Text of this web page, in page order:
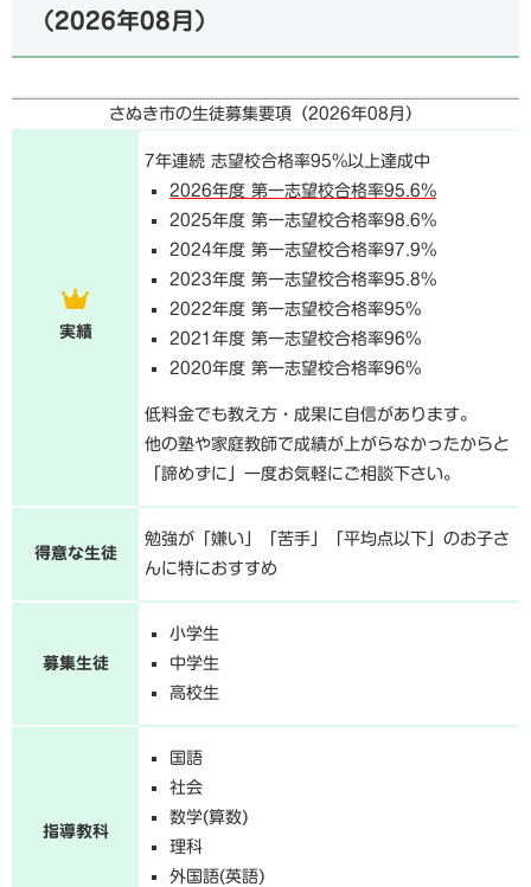
（2026年08月）
さぬき市の生徒募集要項（2026年08月 ）
実績
7年連続 志望校合格率95%以上達成中
2026年度 第一志望校合格率95.6%
2025年度 第一志望校合格率98.6%
2024年度 第一志望校合格率97.9%
2023年度 第一志望校合格率95.8%
2022年度 第一志望校合格率95%
2021年度 第一志望校合格率96%
2020年度 第一志望校合格率96%
低料金でも教え方・成果に自信があります。
他の塾や家庭教師で成績が上がらなかったからと
「諦めずに」一度お気軽にご相談下さい。
得意な生徒
勉強が「嫌い」「苦手」「平均点以下」のお子さ
んに特におすすめ
募集生徒
小学生
中学生
高校生
指導教科
国語
社会
数学(算数)
理科
外国語(英語)